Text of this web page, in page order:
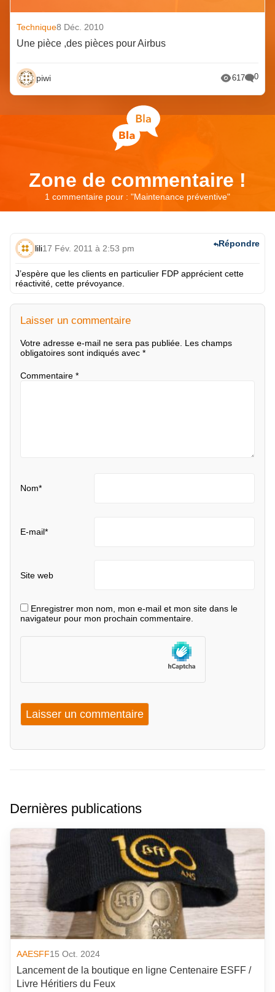
Technique8 Déc. 2010
Une pièce ,des pièces pour Airbus
piwi 617 0
Zone de commentaire !
1 commentaire pour : "Maintenance préventive"
lili17 Fév. 2011 à 2:53 pm
J’espère que les clients en particulier FDP apprécient cette
réactivité, cette prévoyance.
Répondre
Laisser un commentaire
Votre adresse e-mail ne sera pas publiée. Les champs
obligatoires sont indiqués avec *
Commentaire *
Nom*
E-mail*
Site web
Enregistrer mon nom, mon e-mail et mon site dans le
navigateur pour mon prochain commentaire.
Dernières publications
AAESFF15 Oct. 2024
Lancement de la boutique en ligne Centenaire ESFF /
Livre Héritiers du Feux